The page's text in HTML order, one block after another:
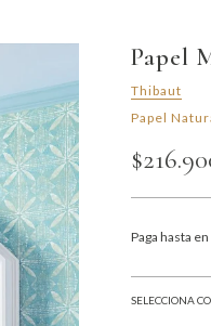
Papel
Thibaut
Papel
Paga hasta en
SELECCIONA